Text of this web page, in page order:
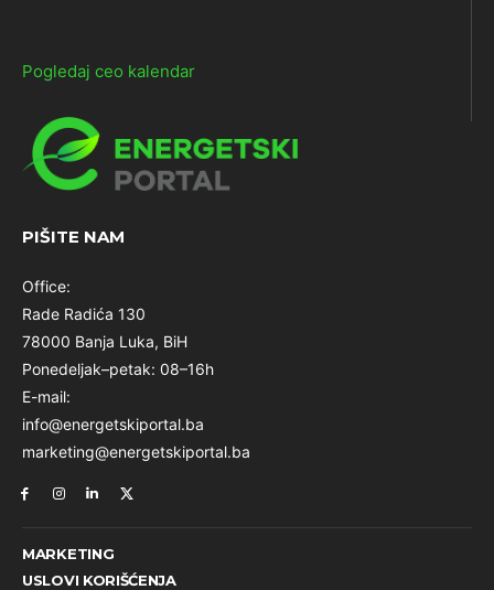
Pogledaj ceo kalendar
PIŠITE NAM
Office:
Rade Radića 130
78000 Banja Luka, BiH
Ponedeljak–petak: 08–16h
E-mail:
info@energetskiportal.ba
marketing@energetskiportal.ba
MARKETING
USLOVI KORIŠĆENJA